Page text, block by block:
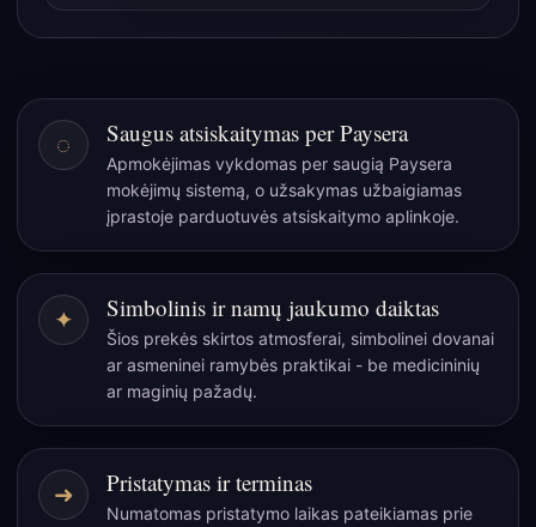
Rudos
su
prisegtu
raktu
200
puslapių
–
13x18cm
◌ Saugus atsiskaitymas per Paysera
Apmokėjimas vykdomas per saugią Paysera
mokėjimų sistemą, o užsakymas užbaigiamas
įprastoje parduotuvės atsiskaitymo aplinkoje.
✦ Simbolinis ir namų jaukumo daiktas
Šios prekės skirtos atmosferai, simbolinei dovanai
ar asmeninei ramybės praktikai - be medicininių
ar maginių pažadų.
➜ Pristatymas ir terminas
Numatomas pristatymo laikas pateikiamas prie